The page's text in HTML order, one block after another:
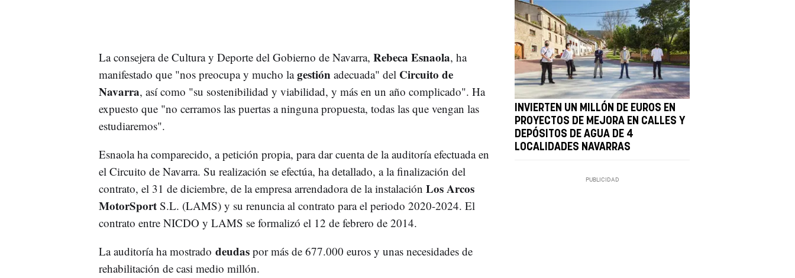
La consejera de Cultura y Deporte del Gobierno de Navarra, Rebeca Esnaola, ha
manifestado que "nos preocupa y mucho lagestión adecuada" del Circuito de
Navarra, así como "su sostenibilidad y viabilidad, y más en un año complicado". Ha
expuesto que "no cerramos las puertas a ninguna propuesta, todas las que vengan las
estudiaremos".
Esnaola ha comparecido, a petición propia, para dar cuenta de la auditoría efectuada en
el Circuito de Navarra. Su realización se efectúa, ha detallado, a la finalización del
contrato, el 31 de diciembre, de la empresa arrendadora de la instalación Los Arcos
MotorSportS.L. (LAMS) y su renuncia al contrato para el periodo 2020-2024. El
contrato entre NICDO y LAMS se formalizó el 12 de febrero de 2014.
La auditoría ha mostrado deudas por más de 677.000 euros y unas necesidades de
rehabilitación de casi medio millón.
INVIERTEN UN MILLÓN DE EUROS EN
PROYECTOS DE MEJORA EN CALLES Y
DEPÓSITOS DE AGUA DE 4
LOCALIDADES NAVARRAS